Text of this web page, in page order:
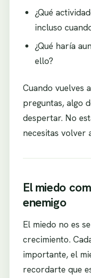
¿Qué
incluso
¿Qué haría
ello?
Cuando vuelves
preguntas, algo
despertar. No
necesitas volver
El miedo
enemigo
El miedo no es
crecimiento.
importante, el
recordarte que